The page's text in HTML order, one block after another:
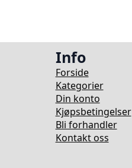
Info
Forside
Kategorier
Din konto
Kjøpsbetingelser
Bli forhandler
Kontakt oss